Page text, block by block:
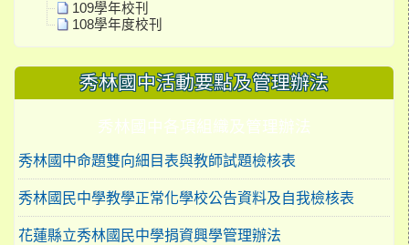
109學年校刊
108學年度校刊
秀林國中活動要點及管理辦法
秀林國中各項組織及管理辦法
秀林國中命題雙向細目表與教師試題檢核表
秀林國民中學教學正常化學校公告資料及自我檢核表
花蓮縣立秀林國民中學捐資興學管理辦法